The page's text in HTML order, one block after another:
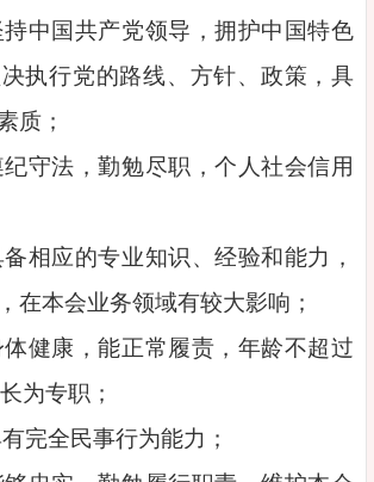
持中国共产党领导，拥护中国特色
执行党的路线、方针、政策，具
质；
纪守法，勤勉尽职，个人社会信用
备相应的专业知识、经验和能力，
在本会业务领域有较大影响；
体健康，能正常履责，年龄不超过
为专职；
有完全民事行为能力；